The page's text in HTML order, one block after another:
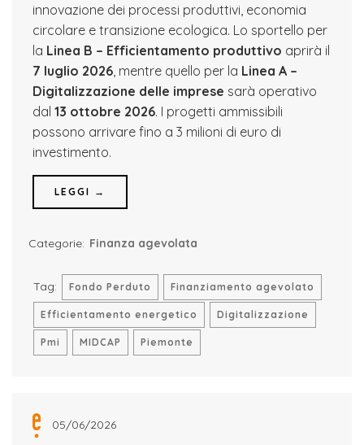
innovazione dei processi produttivi, economia
circolare e transizione ecologica. Lo sportello per
la Linea B – Efficientamento produttivo aprirà il
7 luglio 2026, mentre quello per la Linea A –
Digitalizzazione delle imprese sarà operativo
dal 13 ottobre 2026. I progetti ammissibili
possono arrivare fino a 3 milioni di euro di
investimento.
LEGGI →
Categorie: Finanza agevolata
Tag: Fondo Perduto Finanziamento agevolato
Efficientamento energetico Digitalizzazione
Pmi MIDCAP Piemonte
05/06/2026